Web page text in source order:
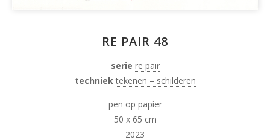
RE PAIR 48
serie re pair
techniek tekenen – schilderen
pen op papier
50 x 65 cm
2023